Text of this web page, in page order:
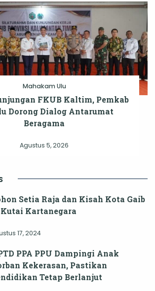
Mahakam Ulu
FKUB Kaltim, Pemkab
Dorong Dialog Antarumat
Beragama
Agustus 5, 2026
Setia Raja dan Kisah Kota Gaib
Kartanegara
17, 2024
PPA PPU Dampingi Anak
Kekerasan, Pastikan
Tetap Berlanjut